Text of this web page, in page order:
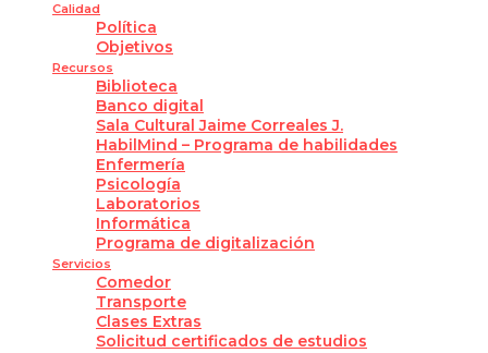
Calidad
Política
Objetivos
Recursos
Biblioteca
Banco digital
Sala Cultural Jaime Correales J.
HabilMind – Programa de habilidades
Enfermería
Psicología
Laboratorios
Informática
Programa de digitalización
Servicios
Comedor
Transporte
Clases Extras
Solicitud certificados de estudios